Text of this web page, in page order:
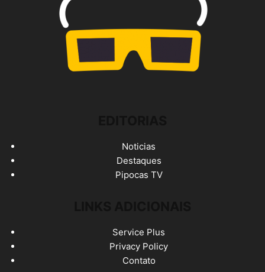
Noticias
Destaques
Pipocas TV
Service Plus
Privacy Policy
Contato